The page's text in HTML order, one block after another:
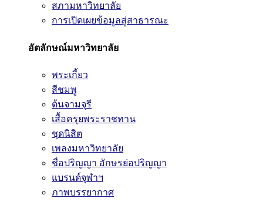
สภามหาวิทยาลัย
การเปิดเผยข้อมูลสู่สาธารณะ
อัตลักษณ์มหาวิทยาลัย
พระเกี้ยว
สีชมพู
ต้นจามจุรี
เสื้อครุยพระราชทาน
ชุดนิสิต
เพลงมหาวิทยาลัย
ชื่อปริญญา อักษรย่อปริญญา
แบรนด์จุฬาฯ
ภาพบรรยากาศ